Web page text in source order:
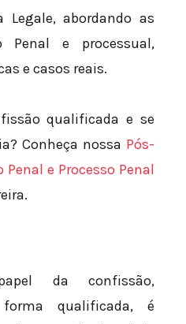
Legale, abordando as
Penal e processual,
e casos reais.
qualificada e se
Conheça nossa Pós-
e Processo Penal
da confissão,
qualificada, é